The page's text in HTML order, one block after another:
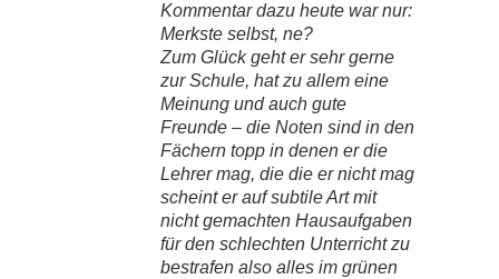
Kommentar dazu heute war nur:
Merkste selbst, ne?
Zum Glück geht er sehr gerne
zur Schule, hat zu allem eine
Meinung und auch gute
Freunde – die Noten sind in den
Fächern topp in denen er die
Lehrer mag, die die er nicht mag
scheint er auf subtile Art mit
nicht gemachten Hausaufgaben
für den schlechten Unterricht zu
bestrafen also alles im grünen